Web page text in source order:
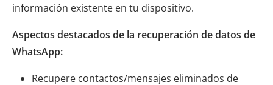
información existente en tu dispositivo.
Aspectos destacados de la recuperación de datos de
WhatsApp:
Recupere contactos/mensajes eliminados de